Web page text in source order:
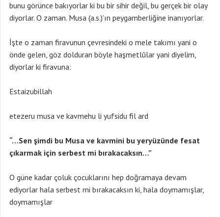
bunu görünce bakıyorlar ki bu bir sihir değil, bu gerçek bir olay
diyorlar. O zaman. Musa (a.s.)’ın peygamberliğine inanıyorlar.
İşte o zaman firavunun çevresindeki o mele takımı yani o
önde gelen, göz dolduran böyle haşmetlûlar yani diyelim,
diyorlar ki firavuna:
Estaizubillah
etezeru musa ve kavmehu li yufsidu fil ard
“…Sen şimdi bu Musa ve kavmini bu yeryüzünde fesat
çıkarmak için serbest mi bırakacaksın…”
O güne kadar çoluk çocuklarını hep doğramaya devam
ediyorlar hala serbest mi bırakacaksın ki, hala doymamışlar,
doymamışlar